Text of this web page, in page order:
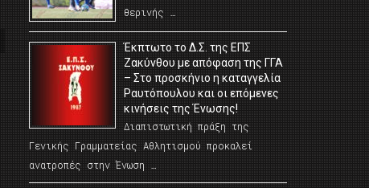
θερινής …
Έκπτωτο το Δ.Σ. της ΕΠΣ
Ζακύνθου με απόφαση της ΓΓΑ
– Στο προσκήνιο η καταγγελία
Ραυτόπουλου και οι επόμενες
κινήσεις της Ένωσης!
Διαπιστωτική πράξη της
Γενικής Γραμματείας Αθλητισμού προκαλεί
ανατροπές στην Ένωση …